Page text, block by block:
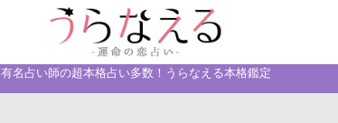
有名占い師の超本格占い多数！うらなえる本格鑑定